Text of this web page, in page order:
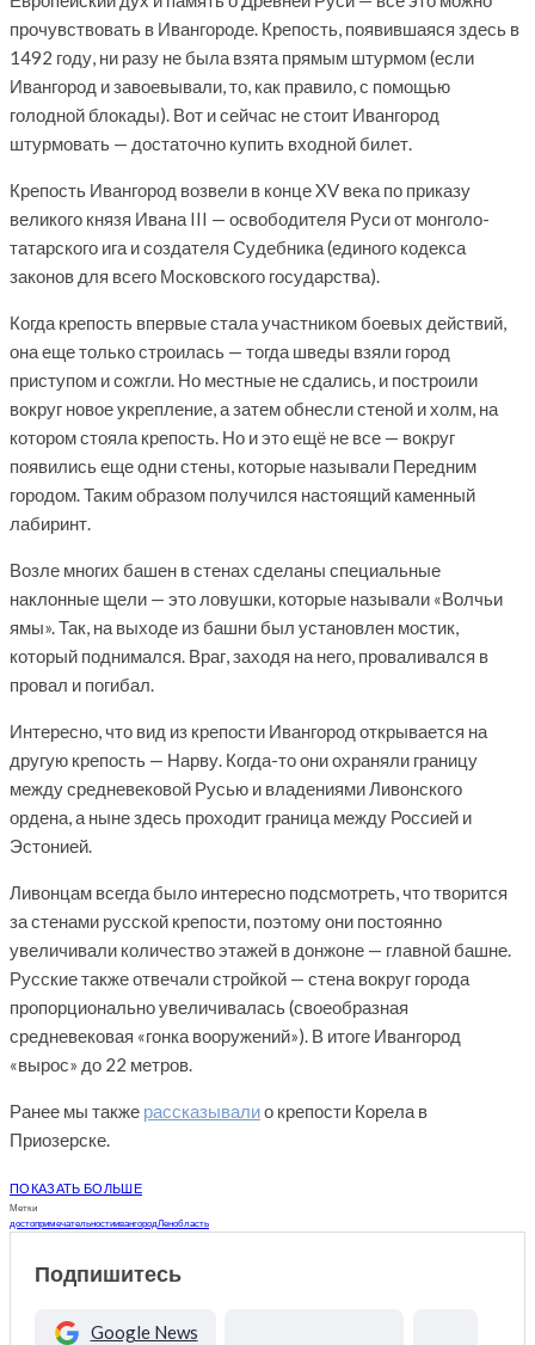
прочувствовать в Ивангороде. Крепость, появившаяся здесь в
1492 году, ни разу не была взята прямым штурмом (если
Ивангород и завоевывали, то, как правило, с помощью
голодной блокады). Вот и сейчас не стоит Ивангород
штурмовать — достаточно купить входной билет.
Крепость Ивангород возвели в конце XV века по приказу
великого князя Ивана III — освободителя Руси от монголо-
татарского ига и создателя Судебника (единого кодекса
законов для всего Московского государства).
Когда крепость впервые стала участником боевых действий,
она еще только строилась — тогда шведы взяли город
приступом и сожгли. Но местные не сдались, и построили
вокруг новое укрепление, а затем обнесли стеной и холм, на
котором стояла крепость. Но и это ещё не все — вокруг
появились еще одни стены, которые называли Передним
городом. Таким образом получился настоящий каменный
лабиринт.
Возле многих башен в стенах сделаны специальные
наклонные щели — это ловушки, которые называли «Волчьи
ямы». Так, на выходе из башни был установлен мостик,
который поднимался. Враг, заходя на него, проваливался в
провал и погибал.
Интересно, что вид из крепости Ивангород открывается на
другую крепость — Нарву. Когда-то они охраняли границу
между средневековой Русью и владениями Ливонского
ордена, а ныне здесь проходит граница между Россией и
Эстонией.
Ливонцам всегда было интересно подсмотреть, что творится
за стенами русской крепости, поэтому они постоянно
увеличивали количество этажей в донжоне — главной башне.
Русские также отвечали стройкой — стена вокруг города
пропорционально увеличивалась (своеобразная
средневековая «гонка вооружений»). В итоге Ивангород
«вырос» до 22 метров.
Ранее мы также рассказывалио крепости Корела в
Приозерске.
ПОКАЗАТЬ БОЛЬШЕ
Метки
достопримечательностиивангородЛенобласть
Подпишитесь
Google News